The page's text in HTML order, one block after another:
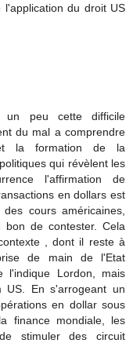
l'application du droit US
un peu cette difficile
du mal a comprendre
la formation de la
qui révèlent les
l'affirmation de
en dollars est
cours américaines,
de contester. Cela
, dont il reste à
de main de l'Etat
l'indique Lordon, mais
US. En s'arrogeant un
en dollar sous
finance mondiale, les
stimuler des circuit